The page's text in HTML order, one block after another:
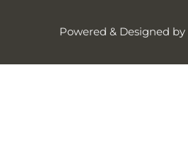
Powered & Designed by